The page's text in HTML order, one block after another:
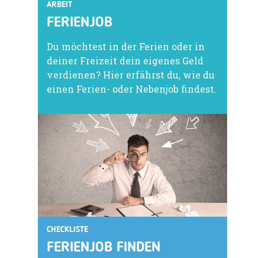
ARBEIT
FERIENJOB
Du möchtest in der Ferien oder in
deiner Freizeit dein eigenes Geld
verdienen? Hier erfährst du, wie du
einen Ferien- oder Nebenjob findest.
CHECKLISTE
FERIENJOB FINDEN